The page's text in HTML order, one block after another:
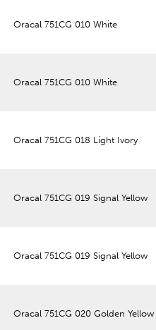
Oracal 751CG 010 White
Oracal 751CG 010 White
Oracal 751CG 018 Light Ivory
Oracal 751CG 019 Signal Yellow
Oracal 751CG 019 Signal Yellow
Oracal 751CG 020 Golden Yellow